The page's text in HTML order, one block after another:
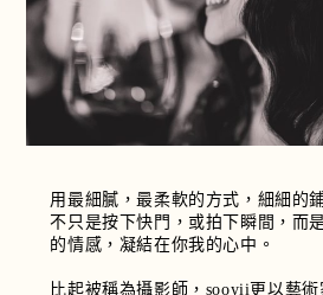
用最細膩，最柔軟的方式，細細的
不只是按下快門，或拍下瞬間，而
的情感，凝結在你我的心中。
比起被稱為攝影師，sooyii更以藝